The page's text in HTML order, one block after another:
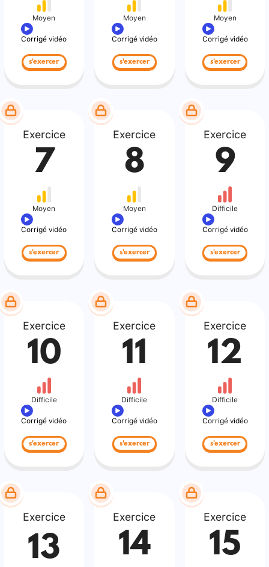
Moyen
Corrigé vidéo
s'exercer
Moyen
Corrigé vidéo
s'exercer
Moyen
Corrigé vidéo
s'exercer
Exercice
7
Moyen
Corrigé vidéo
s'exercer
Exercice
8
Moyen
Corrigé vidéo
s'exercer
Exercice
9
Difficile
Corrigé vidéo
s'exercer
Exercice
10
Difficile
Corrigé vidéo
s'exercer
Exercice
11
Difficile
Corrigé vidéo
s'exercer
Exercice
12
Difficile
Corrigé vidéo
s'exercer
Exercice
13
Exercice
14
Exercice
15